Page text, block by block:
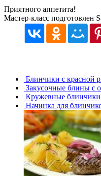
Приятного аппетита!
Мастер-класс подготовлен
Блинчики с красной
Закусочные блины с
Кружевные блинчики
Начинка для